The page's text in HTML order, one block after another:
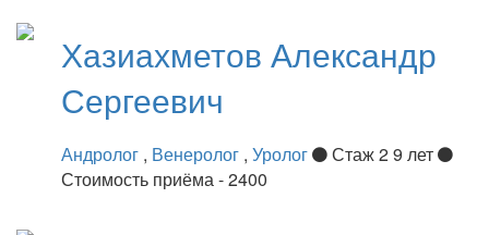
Хазиахметов Александр
Сергеевич
Андролог , Венеролог , Уролог
Стаж 2 9 лет
Стоимость приёма - 2400